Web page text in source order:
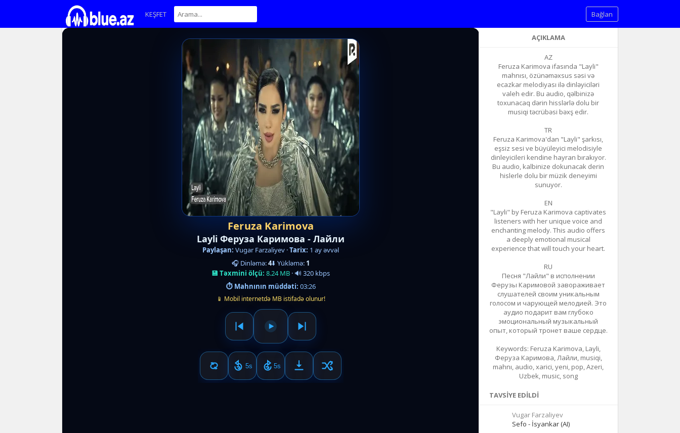
KEŞFET Bağlan
AÇIKLAMA
AZ
Feruza Karimova ifasında "Layli"
mahnısı, özünəməxsus səsi və
ecazkar melodiyası ilə dinləyiciləri
valeh edir. Bu audio, qəlbinizə
toxunacaq dərin hisslərlə dolu bir
musiqi təcrübəsi bəxş edir.
TR
Feruza Karimova'dan "Layli" şarkısı,
eşsiz sesi ve büyüleyici melodisiyle
dinleyicileri kendine hayran bırakıyor.
Bu audio, kalbinize dokunacak derin
hislerle dolu bir müzik deneyimi
sunuyor.
EN
"Layli" by Feruza Karimova captivates
listeners with her unique voice and
enchanting melody. This audio offers
a deeply emotional musical
experience that will touch your heart.
RU
Песня "Лайли" в исполнении
Ферузы Каримовой завораживает
слушателей своим уникальным
голосом и чарующей мелодией. Это
аудио подарит вам глубоко
эмоциональный музыкальный
опыт, который тронет ваше сердце.
Keywords: Feruza Karimova, Layli,
Феруза Каримова, Лайли, musiqi,
mahnı, audio, xarici, yeni, pop, Azeri,
Uzbek, music, song
TAVSIYE EDILDI
Vugar Farzaliyev
Sefo - İsyankar (AI)